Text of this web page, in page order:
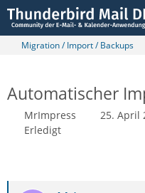
Migration / Import / Backups
Automatischer
MrImpress 25. April
Erledigt